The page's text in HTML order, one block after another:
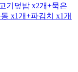
기덮밥 x2개+묵은
x1개+파김치 x1개